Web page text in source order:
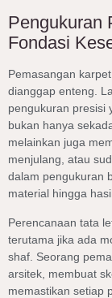
Pengukuran
Fondasi
Pemasangan
dianggap enteng.
pengukuran presisi
bukan hanya
melainkan juga
menjulang, atau
dalam pengukuran
material hingga
Perencanaan tata
terutama jika ada
shaf. Seorang
arsitek, membuat
memastikan setiap